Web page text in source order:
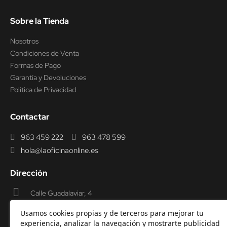
Usamos cookies propias y de terceros para mejorar tu
experiencia, analizar la navegación y mostrarte publicidad
Sobre la Tienda
Nosotros
Condiciones de Venta
Formas de Pago
Garantía y Devoluciones
Política de Privacidad
Contactar
963 459 222
963 478 599
hola@laoficinaonline.es
Dirección
Calle Guadalaviar, 4